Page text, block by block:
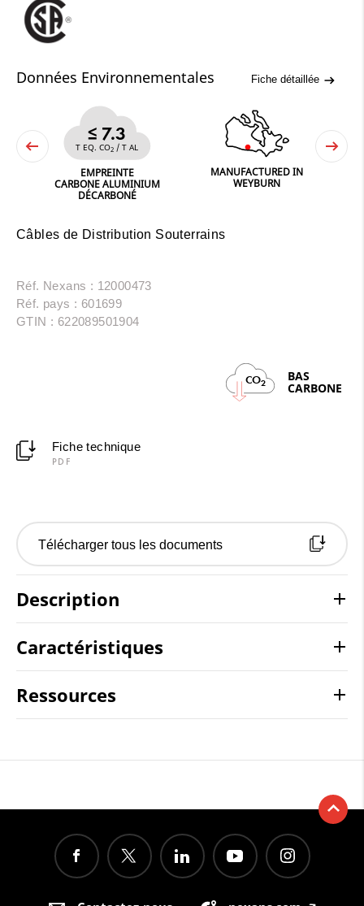
Données Environnementales Fiche détaillée
≤ 7.3
T EQ. CO2 / T AL
EMPREINTE
CARBONE ALUMINIUM
DÉCARBONÉ
MANUFACTURED IN
WEYBURN
Câbles de Distribution Souterrains
Réf. Nexans : 12000473
Réf. pays : 601699
GTIN : 622089501904
CO2 BAS
CARBONE
Fiche technique
PDF
Télécharger tous les documents
Description
Caractéristiques
Ressources